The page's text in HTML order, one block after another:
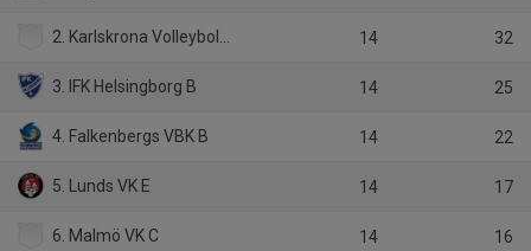
2. Karlskrona Volleyboll B 14 32
3. IFK Helsingborg B 14 25
4. Falkenbergs VBK B 14 22
5. Lunds VK E 14 17
6. Malmö VK C 14 16